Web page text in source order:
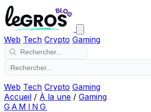
Web Tech Crypto Gaming
Web Tech Crypto Gaming
Accueil / À la une / Gaming
GAMING